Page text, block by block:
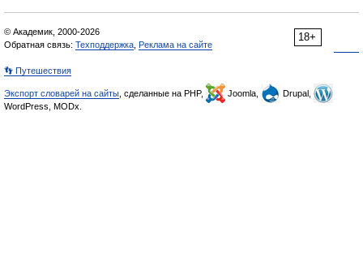
18+
© Академик, 2000-2026
Обратная связь: Техподдержка Реклама на сайте
👣 Путешествия
Экспорт словарей на сайты , сделанные на PHP, Joomla,
Drupal,
WordPress, MODx.